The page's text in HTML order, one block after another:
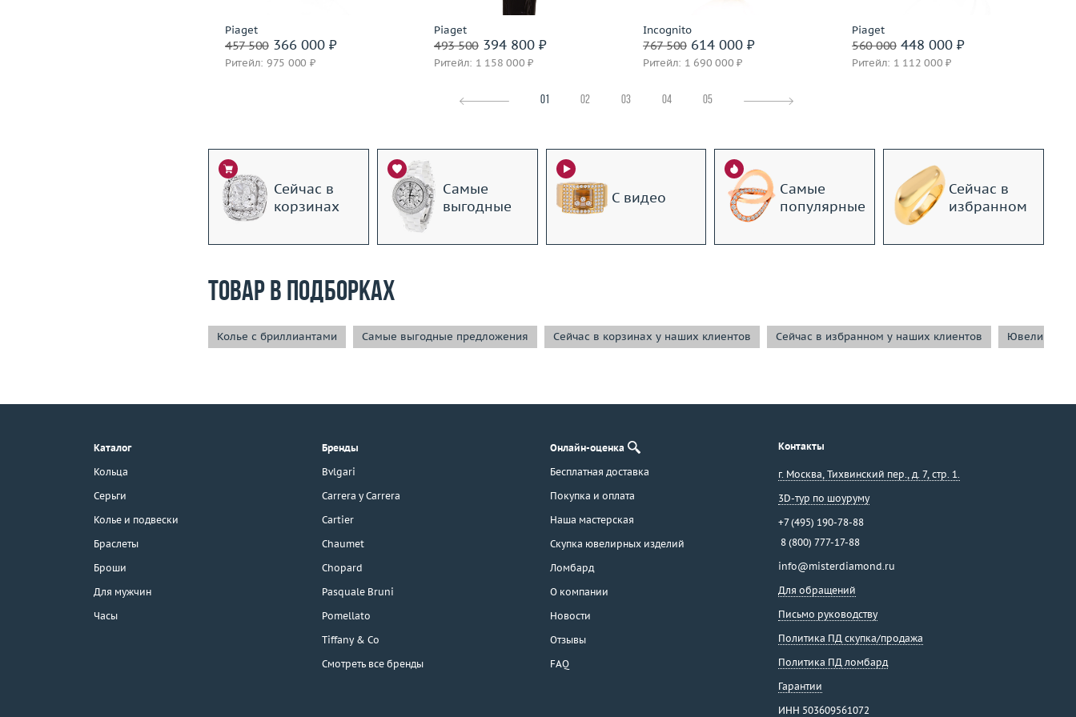
г. Москва, Тихвинский пер., д. 7,
3D-тур по шоуруму
Piaget
457 500366 000 ₽
Ритейл: 975 000 ₽
Piaget
493 500394 800 ₽
Ритейл: 1 158 000 ₽
Incognito
767 500614 000 ₽
Ритейл: 1 690 000 ₽
Piaget
560 000448 000 ₽
Ритейл: 1 112 000 ₽
01 02 03 04 05
Сейчас в
корзинах
Самые
выгодные
С видео
Самые
популярные
Сейчас в
избранном
Товар в подборках
Колье с бриллиантами Самые выгодные предложения Сейчас в корзинах у наших клиентов Сейчас в избранном у наших клиентов Ювелирные
Каталог
Кольца
Серьги
Колье и подвески
Браслеты
Броши
Для мужчин
Часы
Бренды
Bvlgari
Carrera y Carrera
Cartier
Chaumet
Chopard
Pasquale Bruni
Pomellato
Tiffany & Co
Смотреть все бренды
Онлайн-оценка
Бесплатная доставка
Покупка и оплата
Наша мастерская
Скупка ювелирных изделий
Ломбард
О компании
Новости
Отзывы
FAQ
Контакты
г. Москва, Тихвинский пер., д. 7, стр. 1.
3D-тур по шоуруму
+7 (495) 190-78-88
8 (800) 777-17-88
info@misterdiamond.ru
Для обращений
Письмо руководству
Политика ПД скупка/продажа
Политика ПД ломбард
Гарантии
ИНН 503609561072